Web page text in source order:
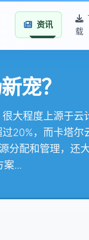
资讯
载
宠？
大程度上源于云
20%，而卡塔尔
分配和管理，还
案...